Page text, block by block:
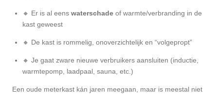
🔸 Er is al eens waterschade of warmte/verbranding in de
kast geweest
🔸 De kast is rommelig, onoverzichtelijk en “volgepropt”
🔸 Je gaat zware nieuwe verbruikers aansluiten (inductie,
warmtepomp, laadpaal, sauna, etc.)
Een oude meterkast kán jaren meegaan, maar is meestal niet